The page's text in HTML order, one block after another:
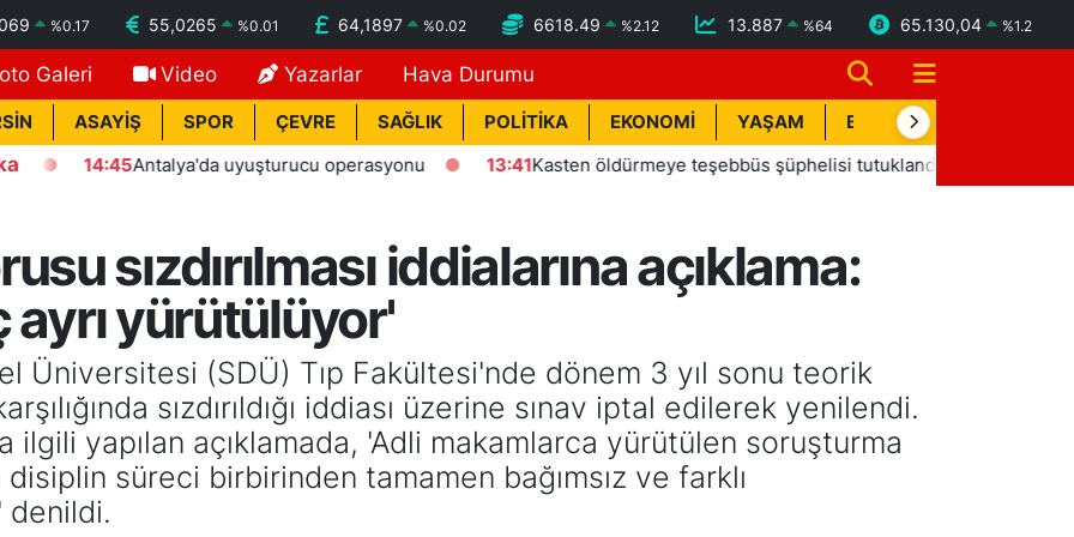
%0.17 55,0265 %0.01 64,1897 %0.02 6618.49 %2.12 13.887 %64 65.130,04 %1.2
Galeri Video Yazarlar Hava Durumu
ASAYİŞ SPOR ÇEVRE SAĞLIK POLİTİKA EKONOMİ YAŞAM BİK İLAN
14:45 Antalya'da uyuşturucu operasyonu 13:41Kasten öldürmeye teşebbüs şüphelisi tutuklandı 13:20
sızdırılması iddialarına açıklama:
ayrı yürütülüyor'
Üniversitesi (SDÜ) Tıp Fakültesi'nde dönem 3 yıl sonu teorik
sızdırıldığı iddiası üzerine sınav iptal edilerek yenilendi.
ilgili yapılan açıklamada, 'Adli makamlarca yürütülen soruşturma
süreci birbirinden tamamen bağımsız ve farklı
denildi.